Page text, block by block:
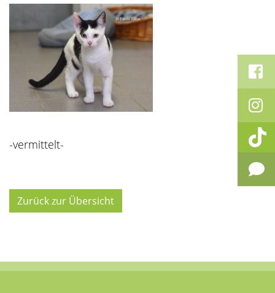
-vermittelt-
Zurück zur Übersicht